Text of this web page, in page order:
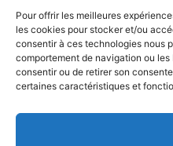
Pour offrir les meilleures
les cookies pour stocker et/ou
consentir à ces technologies nous
comportement de navigation ou
consentir ou de retirer son
certaines caractéristiques et
04 76